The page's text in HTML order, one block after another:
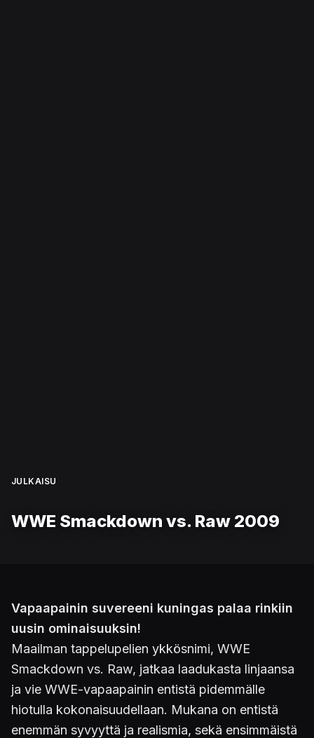
JULKAISU
WWE Smackdown vs. Raw 2009
Vapaapainin suvereeni kuningas palaa rinkiin
uusin ominaisuuksin!
Maailman tappelupelien ykkösnimi, WWE
Smackdown vs. Raw, jatkaa laadukasta linjaansa
ja vie WWE-vapaapainin entistä pidemmälle
hiotulla kokonaisuudellaan. Mukana on entistä
enemmän syvyyttä ja realismia, sekä ensimmäistä